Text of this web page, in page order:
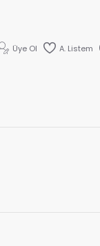
Üye Ol A. Listem